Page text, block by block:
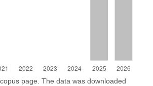
page. The data was downloaded